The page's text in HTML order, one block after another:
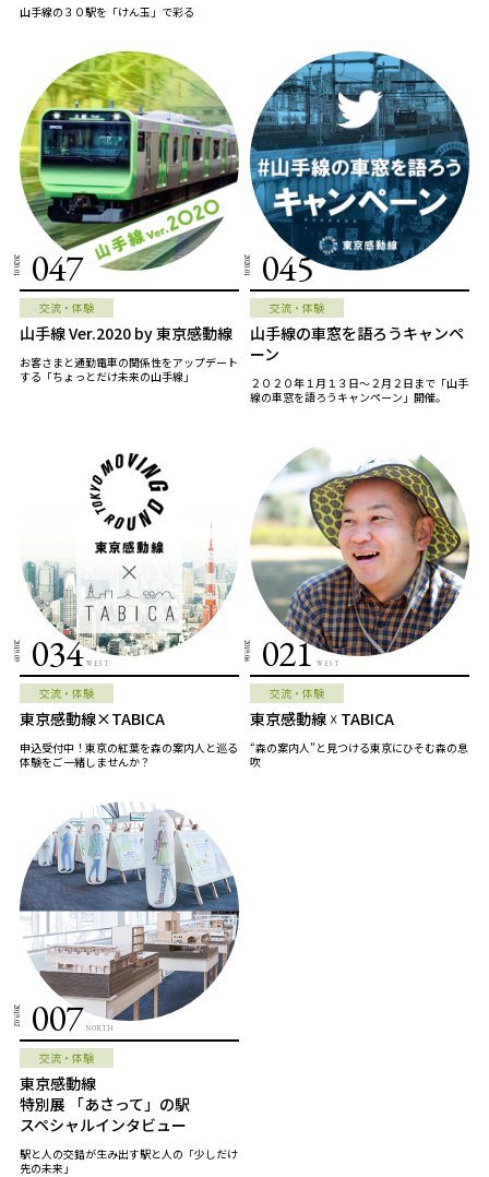
山手線の３０駅を「けん玉」で彩る
2020.01 047
交流・体験
山手線 Ver.2020 by 東京感動線
お客さまと通勤電車の関係性をアップデート
する「ちょっとだけ未来の山手線」
2020.01 045
交流・体験
山手線の車窓を語ろうキャンペ
ーン
２０２０年１月１３日～２月２日まで「山手
線の車窓を語ろうキャンペーン」開催。
2019.09 034 WEST
交流・体験
東京感動線×TABICA
申込受付中！東京の紅葉を森の案内人と巡る
体験をご一緒しませんか？
2019.06 021 WEST
交流・体験
東京感動線 ☓ TABICA
“森の案内人”と見つける東京にひそむ森の息
吹
2019.02 007 NORTH
交流・体験
東京感動線
特別展 「あさって」の駅
スペシャルインタビュー
駅と人の交錯が生み出す駅と人の「少しだけ
先の未来」